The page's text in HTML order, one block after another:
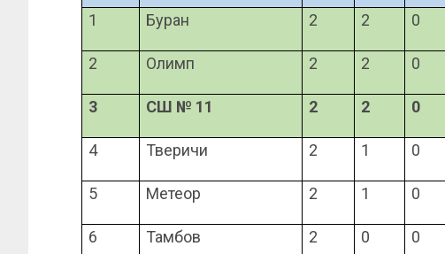
1 Буран 2 2 0
2 Олимп 2 2 0
3 СШ № 11 2 2 0
4 Тверичи 2 1 0
5 Метеор 2 1 0
6 Тамбов 2 0 0